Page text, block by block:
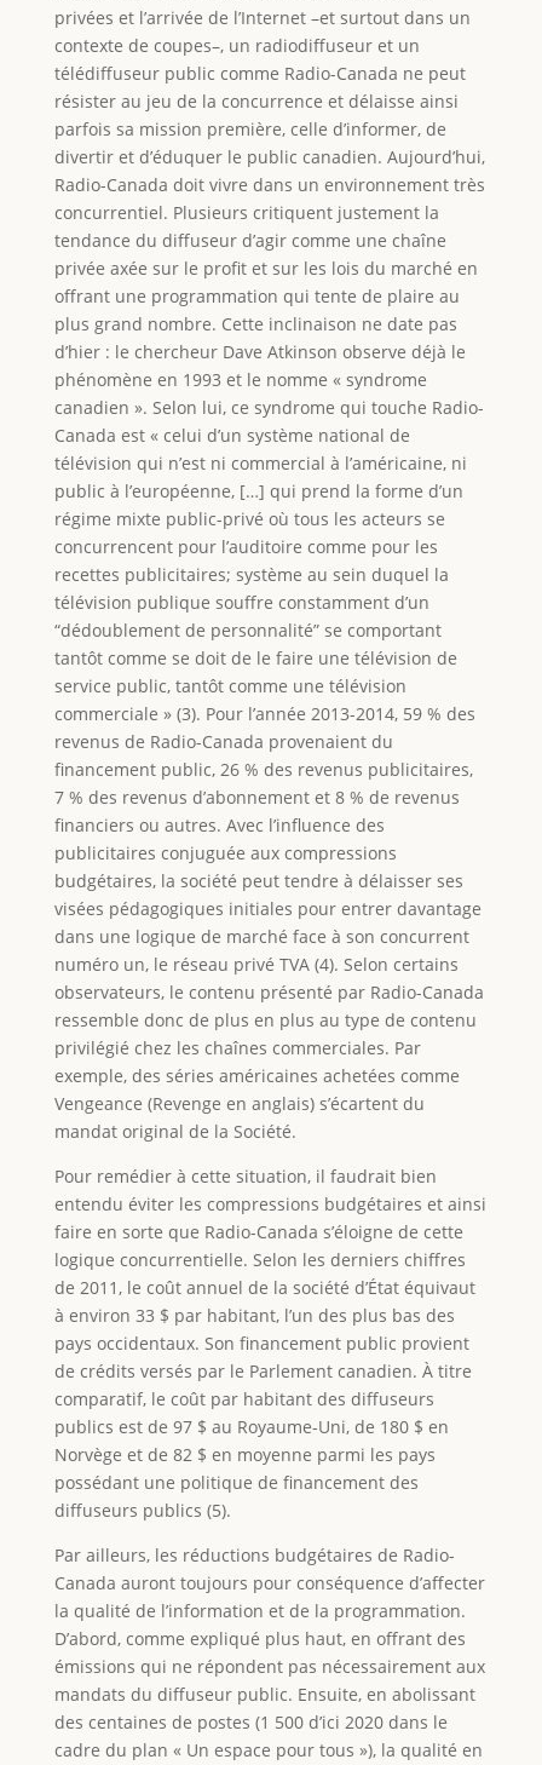
privées et l’arrivée de l’Internet –et surtout dans un
contexte de coupes–, un radiodiffuseur et un
télédiffuseur public comme Radio-Canada ne peut
résister au jeu de la concurrence et délaisse ainsi
parfois sa mission première, celle d’informer, de
divertir et d’éduquer le public canadien. Aujourd’hui,
Radio-Canada doit vivre dans un environnement très
concurrentiel. Plusieurs critiquent justement la
tendance du diffuseur d’agir comme une chaîne
privée axée sur le profit et sur les lois du marché en
offrant une programmation qui tente de plaire au
plus grand nombre. Cette inclinaison ne date pas
d’hier : le chercheur Dave Atkinson observe déjà le
phénomène en 1993 et le nomme « syndrome
canadien ». Selon lui, ce syndrome qui touche Radio-
Canada est « celui d’un système national de
télévision qui n’est ni commercial à l’américaine, ni
public à l’européenne, […] qui prend la forme d’un
régime mixte public-privé où tous les acteurs se
concurrencent pour l’auditoire comme pour les
recettes publicitaires; système au sein duquel la
télévision publique souffre constamment d’un
“dédoublement de personnalité” se comportant
tantôt comme se doit de le faire une télévision de
service public, tantôt comme une télévision
commerciale » (3). Pour l’année 2013-2014, 59 % des
revenus de Radio-Canada provenaient du
financement public, 26 % des revenus publicitaires,
7 % des revenus d’abonnement et 8 % de revenus
financiers ou autres. Avec l’influence des
publicitaires conjuguée aux compressions
budgétaires, la société peut tendre à délaisser ses
visées pédagogiques initiales pour entrer davantage
dans une logique de marché face à son concurrent
numéro un, le réseau privé TVA (4). Selon certains
observateurs, le contenu présenté par Radio-Canada
ressemble donc de plus en plus au type de contenu
privilégié chez les chaînes commerciales. Par
exemple, des séries américaines achetées comme
Vengeance (Revenge en anglais) s’écartent du
mandat original de la Société.
Pour remédier à cette situation, il faudrait bien
entendu éviter les compressions budgétaires et ainsi
faire en sorte que Radio-Canada s’éloigne de cette
logique concurrentielle. Selon les derniers chiffres
de 2011, le coût annuel de la société d’État équivaut
à environ 33 $ par habitant, l’un des plus bas des
pays occidentaux. Son financement public provient
de crédits versés par le Parlement canadien. À titre
comparatif, le coût par habitant des diffuseurs
publics est de 97 $ au Royaume-Uni, de 180 $ en
Norvège et de 82 $ en moyenne parmi les pays
possédant une politique de financement des
diffuseurs publics (5).
Par ailleurs, les réductions budgétaires de Radio-
Canada auront toujours pour conséquence d’affecter
la qualité de l’information et de la programmation.
D’abord, comme expliqué plus haut, en offrant des
émissions qui ne répondent pas nécessairement aux
mandats du diffuseur public. Ensuite, en abolissant
des centaines de postes (1 500 d’ici 2020 dans le
cadre du plan « Un espace pour tous »), la qualité en